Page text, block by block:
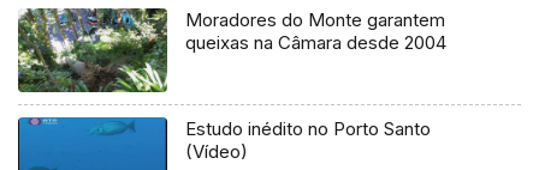
Moradores do Monte garantem
queixas na Câmara desde 2004
Estudo inédito no Porto Santo
(Vídeo)